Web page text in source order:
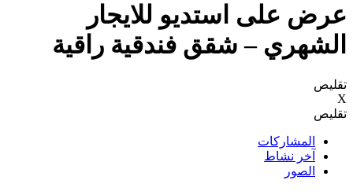
عرض على استديو للايجار
الشهري – شقق فندقية راقية
تقليص
X
تقليص
المشاركات
آخر نشاط
الصور